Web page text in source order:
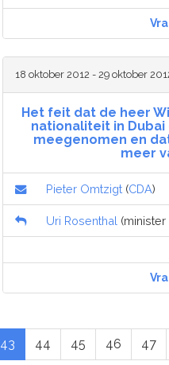
18 oktober 2012 - 29 oktober
Het feit dat de heer
nationaliteit in
meegenomen en
meer
Pieter Omtzigt (CDA)
Uri Rosenthal
43 44 45 46 47